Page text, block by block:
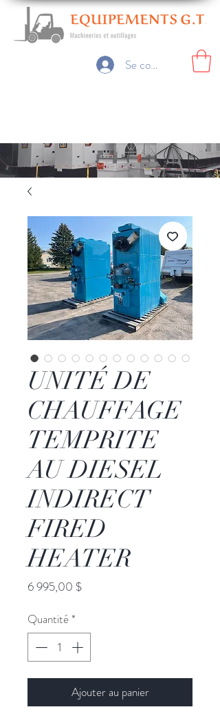
Se connecter
UNITÉ DE
CHAUFFAGE
TEMPRITE
AU DIESEL
INDIRECT
FIRED
HEATER
6 995,00 $Prix
Quantité*
Ajouter au panier